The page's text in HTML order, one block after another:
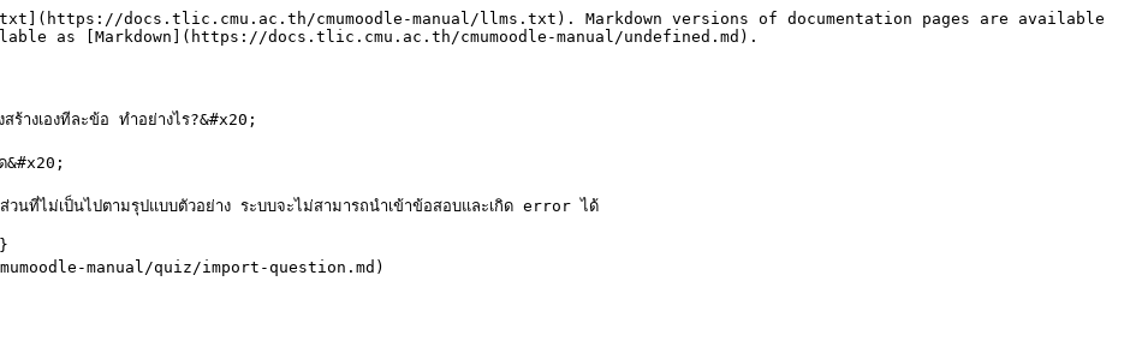
docs.tlic.cmu.ac.th/cmumoodle-manual/llms.txt). Markdown versions of documentation pages are available
as [Markdown](https://docs.tlic.cmu.ac.th/cmumoodle-manual/undefined.md).
งเองทีละข้อ ทำอย่างไร?&#x20;
วนที่ไม่เป็นไปตามรุปแบบตัวอย่าง ระบบจะไม่สามารถนำเข้าข้อสอบและเกิด error ได้
manual/quiz/import-question.md)